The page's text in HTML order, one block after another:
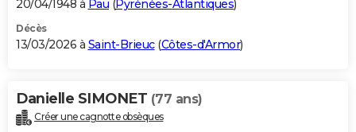
20/04/1948 à Pau (Pyrénées-Atlantiques)
Décès
13/03/2026 à Saint-Brieuc(Côtes-d'Armor)
Danielle SIMONET (77 ans)
Créer une cagnotte obsèques